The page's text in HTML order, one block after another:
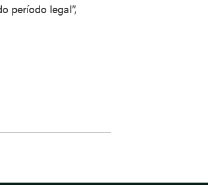
período legal”,